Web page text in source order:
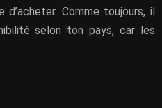
d’acheter. Comme toujours, il
selon ton pays, car les